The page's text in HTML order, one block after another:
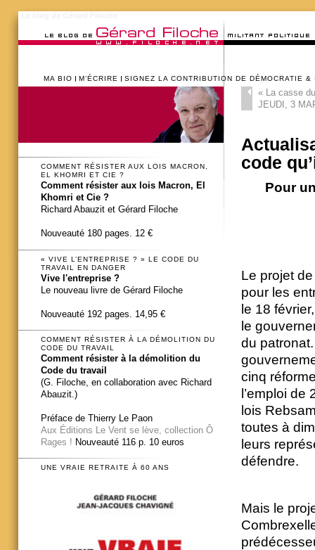
MA BIO M’ÉCRIRE SIGNEZ LA CONTRIBUTION DE DÉMOCRATIE &
«La casse
JEUDI, 3
code
Pour
Le projet
pour les
le 18
le
du
cinq
l’emploi de
lois
toutes à
leurs
défendre.
Mais le
COMMENT RÉSISTER AUX LOIS MACRON,
EL KHOMRI ET CIE ?
Comment résister aux lois Macron, El
Khomri et Cie ?
Richard Abauzit et Gérard Filoche
Nouveauté 180 pages. 12 €
« VIVE L’ENTREPRISE ? » LE CODE DU
TRAVAIL EN DANGER
Vive l'entreprise ?
Le nouveau livre de Gérard Filoche
Nouveauté 192 pages. 14,95 €
COMMENT RÉSISTER À LA DÉMOLITION DU
CODE DU TRAVAIL
Comment résister à la démolition du
Code du travail
(G. Filoche, en collaboration avec Richard
Abauzit.)
Préface de Thierry Le Paon
Aux Éditions Le Vent se lève, collection Ô
Rages ! Nouveauté 116 p. 10 euros
UNE VRAIE RETRAITE À 60 ANS